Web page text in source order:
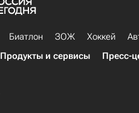
Биатлон ЗОЖ Хоккей
Продукты и сервисы Пресс-